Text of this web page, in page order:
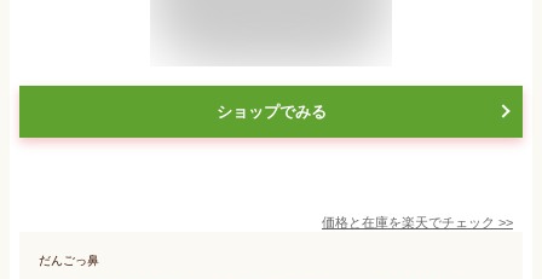
ショップでみる
価格と在庫を楽天でチェック >>
だんごっ鼻